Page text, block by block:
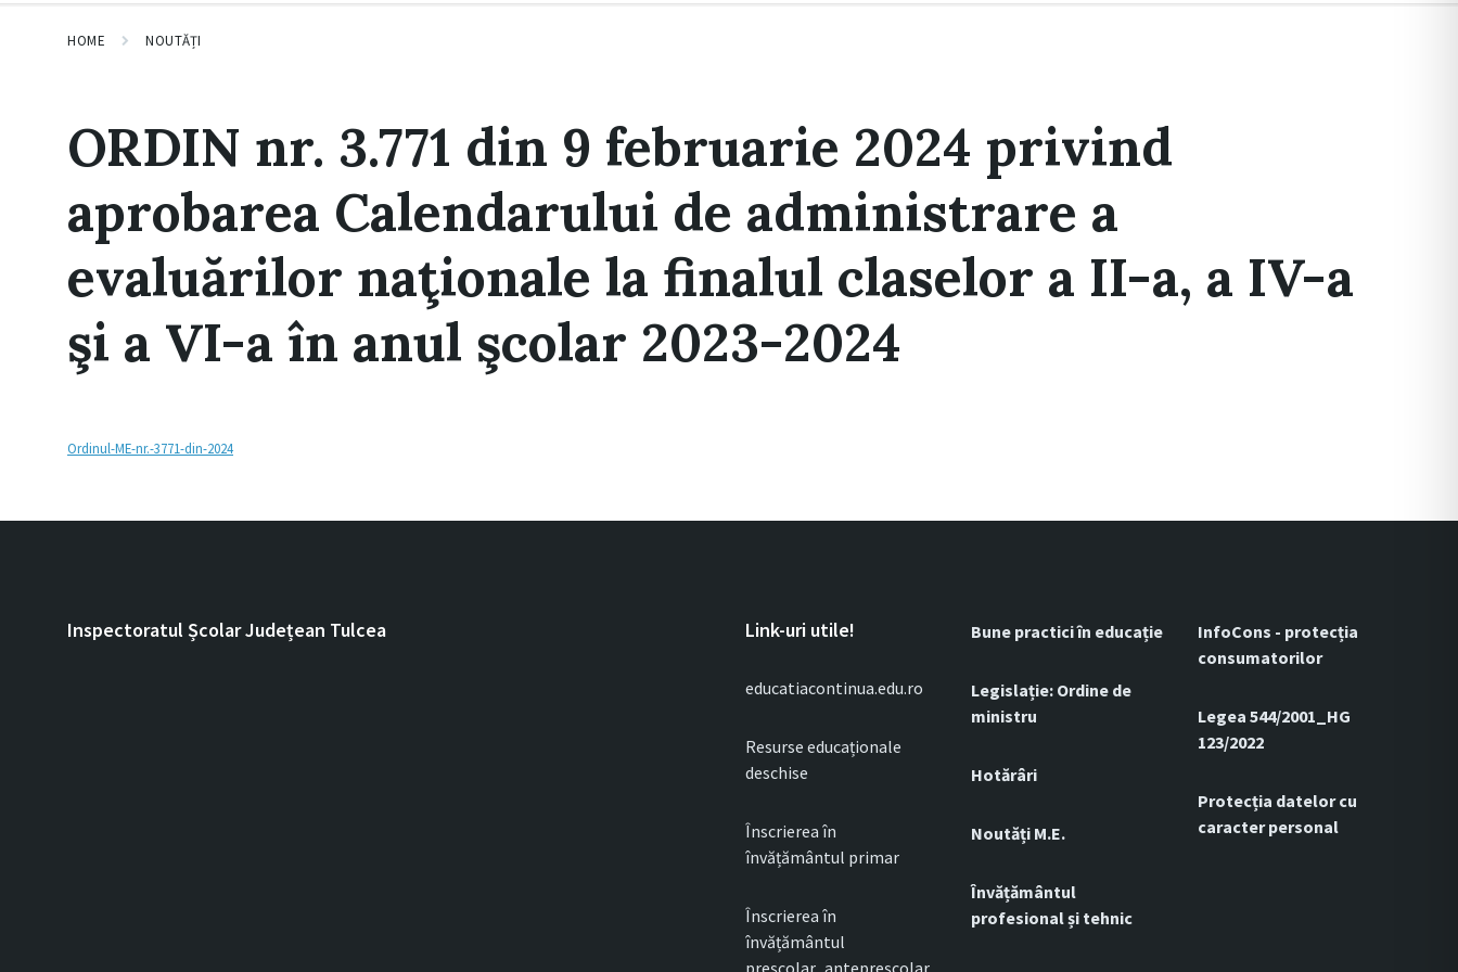
HOME NOUTĂȚI
ORDIN nr. 3.771 din 9 februarie 2024 privind
aprobarea Calendarului de administrare a
evaluărilor naţionale la finalul claselor a II-a, a IV-a
şi a VI-a în anul şcolar 2023-2024
Ordinul-ME-nr.-3771-din-2024
Inspectoratul Școlar Județean Tulcea Link-uri utile!
educatiacontinua.edu.ro
Resurse educaționale
deschise
Înscrierea în
învățământul primar
Înscrierea în
învățământul
preșcolar_antepreșcolar
Bune practici în educație
Legislație: Ordine de
ministru
Hotărâri
Noutăți M.E.
Învățământul
profesional și tehnic
InfoCons - protecția
consumatorilor
Legea 544/2001_HG
123/2022
Protecția datelor cu
caracter personal